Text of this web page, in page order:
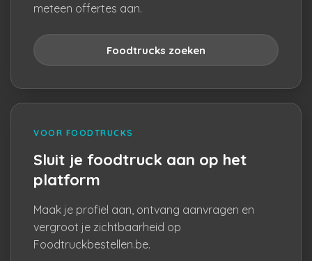
meteen offertes aan.
Foodtrucks zoeken
VOOR FOODTRUCKS
Sluit je foodtruck aan op het
platform
Maak je profiel aan, ontvang aanvragen en
vergroot je zichtbaarheid op
Foodtruckbestellen.be.